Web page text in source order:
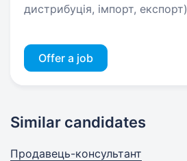
дистрибуція, імпорт, експорт)
Offer a job
Similar candidates
Продавець-консультант